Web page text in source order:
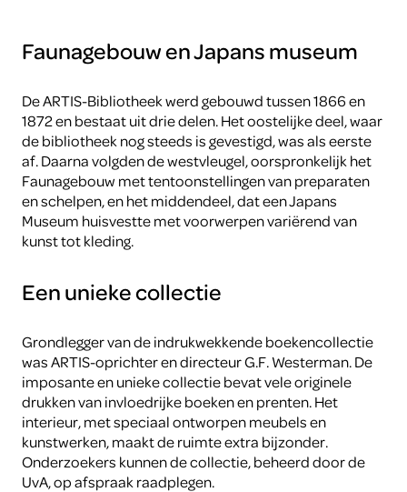
Faunagebouw en Japans museum
De ARTIS-Bibliotheek werd gebouwd tussen 1866 en
1872 en bestaat uit drie delen. Het oostelijke deel, waar
de bibliotheek nog steeds is gevestigd, was als eerste
af. Daarna volgden de westvleugel, oorspronkelijk het
Faunagebouw met tentoonstellingen van preparaten
en schelpen, en het middendeel, dat een Japans
Museum huisvestte met voorwerpen variërend van
kunst tot kleding.
Een unieke collectie
Grondlegger van de indrukwekkende boekencollectie
was ARTIS-oprichter en directeur G.F. Westerman. De
imposante en unieke collectie bevat vele originele
drukken van invloedrijke boeken en prenten. Het
interieur, met speciaal ontworpen meubels en
kunstwerken, maakt de ruimte extra bijzonder.
Onderzoekers kunnen de collectie, beheerd door de
UvA, op afspraak raadplegen.